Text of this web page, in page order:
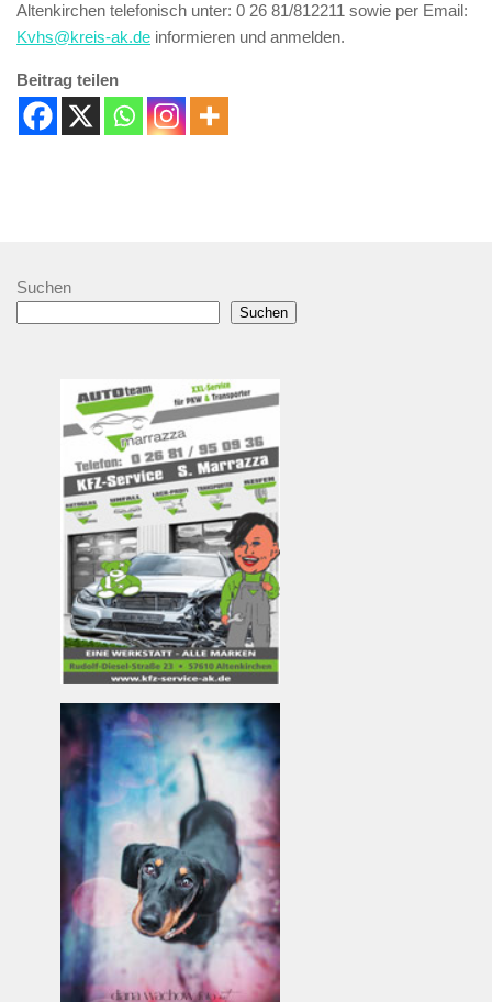
Altenkirchen telefonisch unter: 0 26 81/812211 sowie per Email:
Kvhs@kreis-ak.de informieren und anmelden.
Beitrag teilen
Suchen
Suchen